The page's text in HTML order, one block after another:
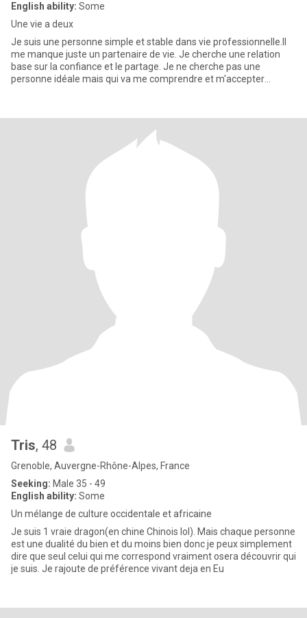
English ability: Some
Une vie a deux
Je suis une personne simple et stable dans vie professionnelle.Il
me manque juste un partenaire de vie. Je cherche une relation
base sur la confiance et le partage. Je ne cherche pas une
personne idéale mais qui va me comprendre et m'accepter
Tris, 48
Grenoble, Auvergne-Rhône-Alpes, France
Seeking: Male 35 - 49
English ability: Some
Un mélange de culture occidentale et africaine
Je suis 1 vraie dragon(en chine Chinois lol). Mais chaque personne
est une dualité du bien et du moins bien donc je peux simplement
dire que seul celui qui me correspond vraiment osera découvrir qui
je suis. Je rajoute de préférence vivant deja en Eu